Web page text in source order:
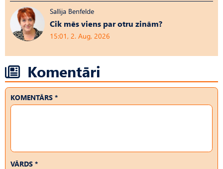
Sallija Benfelde
Cik mēs viens par otru zinām?
15:01, 2. Aug, 2026
Komentāri
KOMENTĀRS *
VĀRDS *